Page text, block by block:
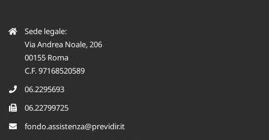
Sede legale:
Via Andrea Noale, 206
fondo.assistenza@previdir.it